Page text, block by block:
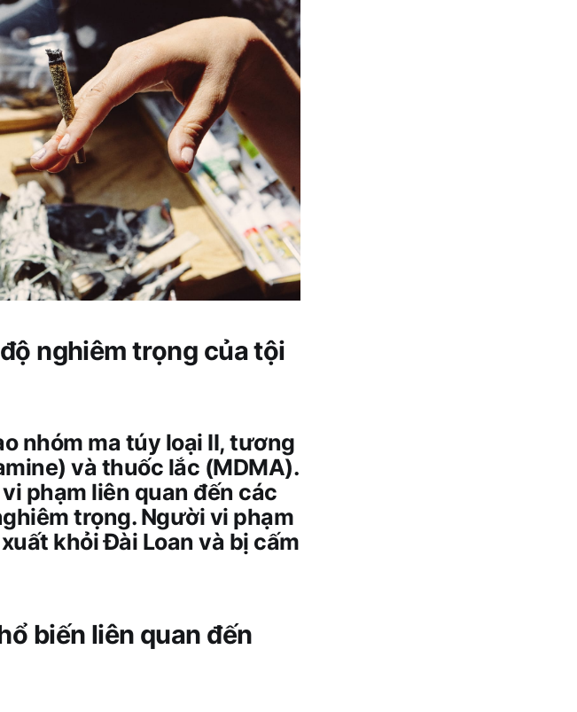
nghiêm trọng của tội
nhóm ma túy loại II, tương
và thuốc lắc (MDMA).
phạm liên quan đến các
trọng. Người vi phạm
khỏi Đài Loan và bị cấm
biến liên quan đến